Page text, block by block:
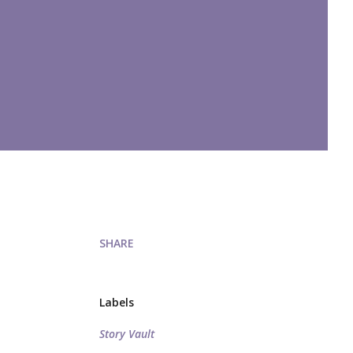
SHARE
Labels
Story Vault